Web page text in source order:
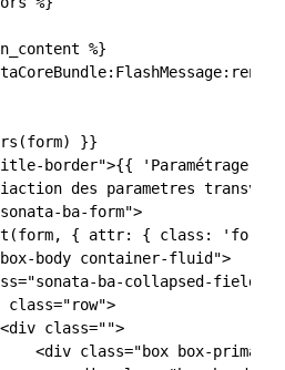
%}
}}
border">{{
des parametres
ba-form">
{ attr: { class:
body container-fluid">
ba-collapsed-fields
class="row">
class="">
<div class="box box-